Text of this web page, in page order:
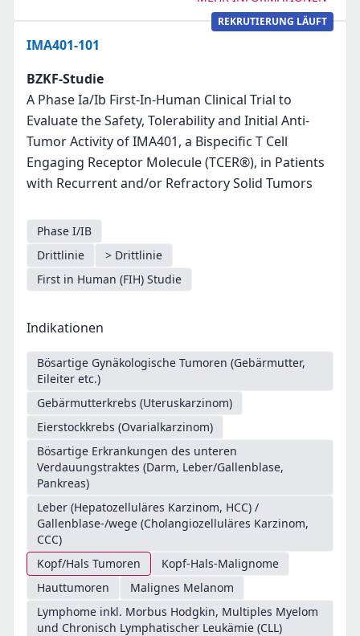
REKRUTIERUNG LÄUFT
IMA401-101
BZKF-Studie
A Phase Ia/Ib First-In-Human Clinical Trial to
Evaluate the Safety, Tolerability and Initial Anti-
Tumor Activity of IMA401, a Bispecific T Cell
Engaging Receptor Molecule (TCER®), in Patients
with Recurrent and/or Refractory Solid Tumors
Phase I/IB
Drittlinie
> Drittlinie
First in Human (FIH) Studie
Indikationen
Bösartige Gynäkologische Tumoren (Gebärmutter,
Eileiter etc.)
Gebärmutterkrebs (Uteruskarzinom)
Eierstockkrebs (Ovarialkarzinom)
Bösartige Erkrankungen des unteren
Verdauungstraktes (Darm, Leber/Gallenblase,
Pankreas)
Leber (Hepatozelluläres Karzinom, HCC) /
Gallenblase-/wege (Cholangiozelluläres Karzinom,
CCC)
Kopf/Hals Tumoren
Kopf-Hals-Malignome
Hauttumoren
Malignes Melanom
Lymphome inkl. Morbus Hodgkin, Multiples Myelom
und Chronisch Lymphatischer Leukämie (CLL)